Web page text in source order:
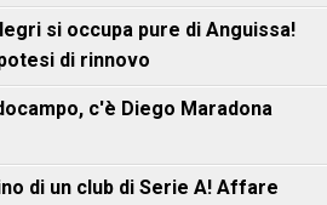
si occupa pure di Anguissa!
di rinnovo
c'è Diego Maradona
di un club di Serie A! Affare